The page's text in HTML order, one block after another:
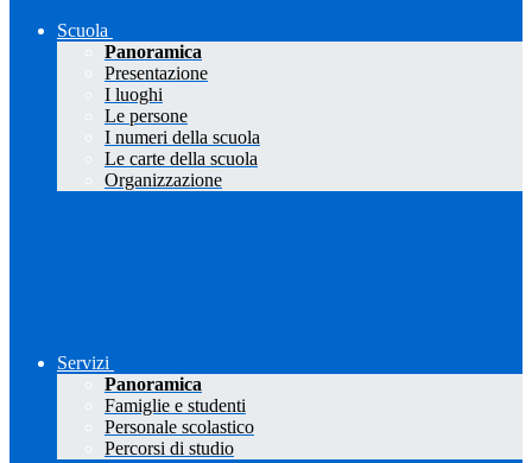
Scuola
Panoramica
Presentazione
I luoghi
Le persone
I numeri della scuola
Le carte della scuola
Organizzazione
Servizi
Panoramica
Famiglie e studenti
Personale scolastico
Percorsi di studio